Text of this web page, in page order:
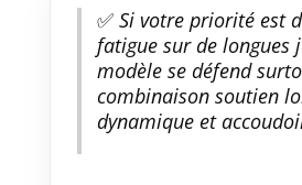
✅Si votre priorité est
fatigue sur de longues
modèle se défend
combinaison soutien
dynamique et